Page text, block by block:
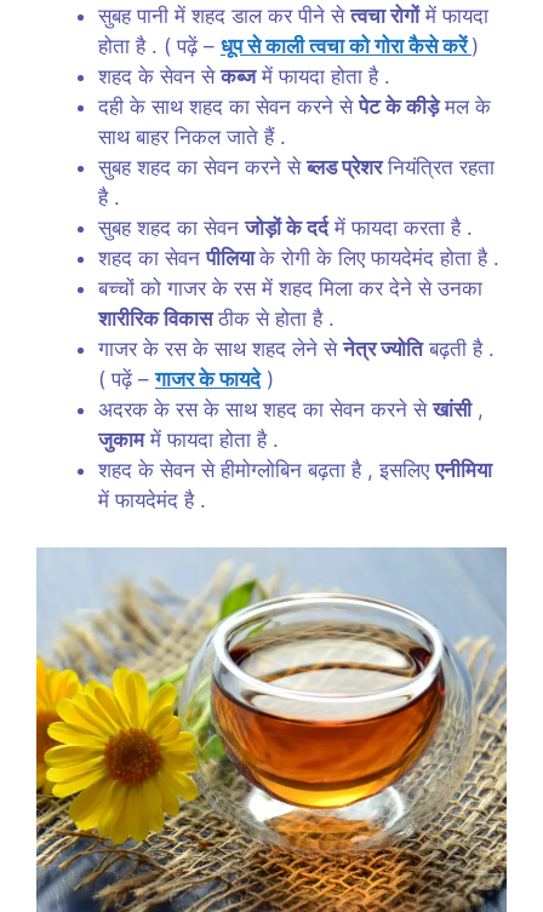
सुबह पानी में शहद डाल कर पीने सेत्वचा रोगोंमें फायदा
होता है . ( पढ़ें – धूप से काली त्वचा को गोरा कैसे करें)
शहद के सेवन सेकब्जमें फायदा होता है .
दही के साथ शहद का सेवन करने सेपेट के कीड़ेमल के
साथ बाहर निकल जाते हैं .
सुबह शहद का सेवन करने सेब्लड प्रेशरनियंत्रित रहता
है .
सुबह शहद का सेवनजोड़ों के दर्दमें फायदा करता है .
शहद का सेवनपीलियाके रोगी के लिए फायदेमंद होता है .
बच्चों को गाजर के रस में शहद मिला कर देने से उनका
शारीरिक विकासठीक से होता है .
गाजर के रस के साथ शहद लेने सेनेत्र ज्योतिबढ़ती है .
( पढ़ें –गाजर के फायदे)
अदरक के रस के साथ शहद का सेवन करने सेखांसी,
जुकाममें फायदा होता है .
शहद के सेवन से हीमोग्लोबिन बढ़ता है , इसलिएएनीमिया
में फायदेमंद है .